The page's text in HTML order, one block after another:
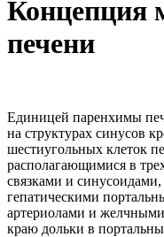
Концепция
печени
Единицей паренхимы
на структурах синусов
шестиугольных клеток
располагающимися в
связками и
гепатическими
артериолами и
краю дольки в